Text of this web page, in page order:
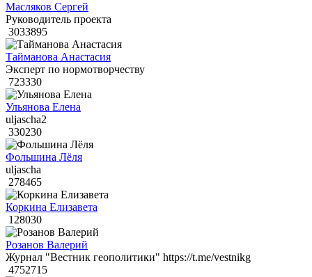
Масляков Сергей
Руководитель проекта
3033895
Тайманова Анастасия
Эксперт по нормотворчеству
723330
Ульянова Елена
uljascha2
330230
Фольшина Лёля
uljascha
278465
Коркина Елизавета
128030
Розанов Валерий
Журнал "Вестник геополитики" https://t.me/vestnikg
4752715